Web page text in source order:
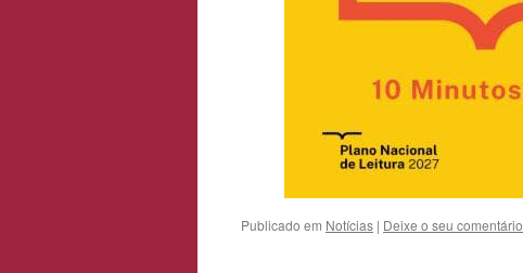
Publicado em Notícias | Deixe o seu comentário